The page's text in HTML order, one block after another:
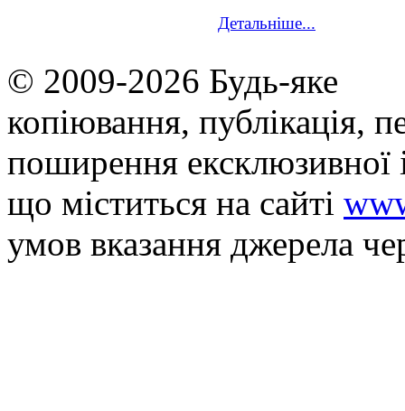
Детальніше...
© 2009-2026 Будь-яке
копiювання, публiкацiя,
поширення
що мiститься на сайті
умов вказання джерела